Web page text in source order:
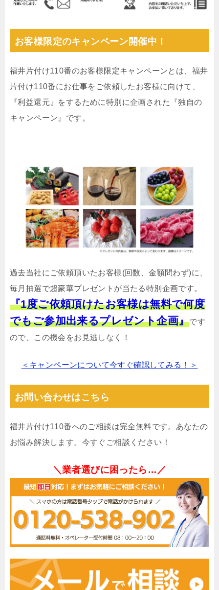
お客様限定のキャンペーン開催中！
福井片付け110番のお客様限定キャンペーンとは、福井
片付け110番にお仕事をご依頼したお客様に向けて、
『利益還元』をするために特別に企画された『独自の
キャンペーン』です。
過去当社にご依頼頂いたお客様(回数、金額問わず)に、
毎月抽選で超豪華プレゼントが当たる特別企画です。
『1度ご依頼頂けたお客様は無料で何度
でもご参加出来るプレゼント企画』です
ので、この機会をお見逃しなく！
＜キャンペーンについて今すぐ確認してみる！＞
お問い合わせはこちら
福井片付け110番へのご相談は完全無料です。あなたの
お悩み解決します。今すぐご相談ください！
＼業者選びに困ったら…／